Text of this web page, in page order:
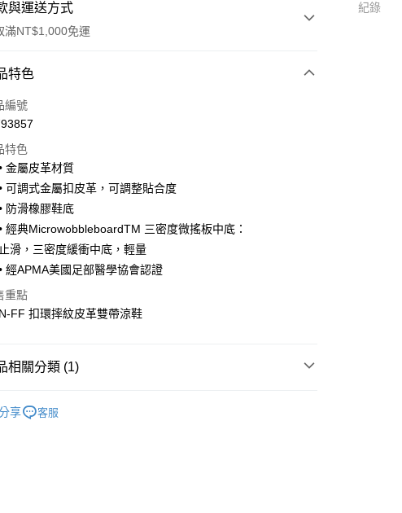
與運送方式
滿NT$1,000免運
方式
卡一次付款
送方式
取貨付款
NT$60，滿NT$1,000(含以上)免運費
取貨付款
NT$60，滿NT$1,000(含以上)免運費
特色
編號
特色
金屬皮革材質
可調式金屬扣皮革，可調整貼合度
防滑橡膠鞋底
經典MicrowobbleboardTM 三密度微搖板中底：
止滑，三密度緩衝中底，輕量
經APMA美國足部醫學協會認證
重點
FF 扣環摔紋皮革雙帶涼鞋
相關分類 (1)
享
客服
紀錄